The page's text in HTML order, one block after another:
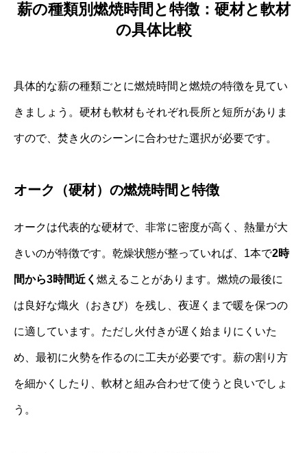
薪の種類別燃焼時間と特徴：硬材と軟材
の具体比較
具体的な薪の種類ごとに燃焼時間と燃焼の特徴を見てい
きましょう。硬材も軟材もそれぞれ長所と短所がありま
すので、焚き火のシーンに合わせた選択が必要です。
オーク（硬材）の燃焼時間と特徴
オークは代表的な硬材で、非常に密度が高く、熱量が大
きいのが特徴です。乾燥状態が整っていれば、1本で2時
間から3時間近く 燃えることがあります。燃焼の最後に
は良好な熾火（おきび）を残し、夜遅くまで暖を保つの
に適しています。ただし火付きが遅く始まりにくいた
め、最初に火勢を作るのに工夫が必要です。薪の割り方
を細かくしたり、軟材と組み合わせて使うと良いでしょ
う。